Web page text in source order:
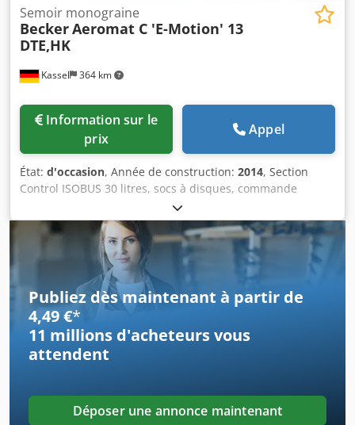
Kassel 364 km
Semoir monograine
BeckerAeromat C 'E-Motion' 13
DTE,HK
prix
Appel
État: d'occasion, Année de construction: 2014, Section
Control ISOBUS 30 litres, socs à disques, commande
Nordsten / réservoir frontal NS1904M, vis de remplissage,
capacité 1900 l. Dcjdst Uz Ivspfx An Esk
Publiez dès maintenant à partir de
4,49 €*
11 millions d'acheteursvous
attendent
Déposer une annonce maintenant